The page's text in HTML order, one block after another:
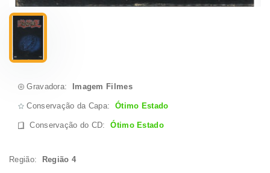
Gravadora: Imagem Filmes
Conservação da Capa: Ótimo Estado
Conservação do CD:Ótimo Estado
Região: Região 4